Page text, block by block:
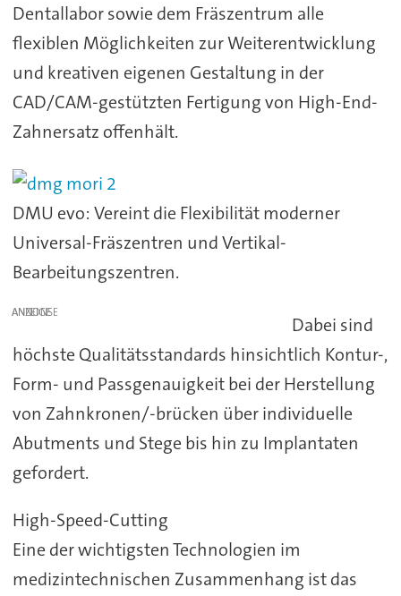
Dentallabor sowie dem Fräszentrum alle
flexiblen Möglichkeiten zur Weiterentwicklung
und kreativen eigenen Gestaltung in der
CAD/CAM-gestützten Fertigung von High-End-
Zahnersatz offenhält.
DMU evo: Vereint die Flexibilität moderner
Universal-Fräszentren und Vertikal-
Bearbeitungszentren.
ANZEIGE
Dabei sind
höchste Qualitätsstandards hinsichtlich Kontur-,
Form- und Passgenauigkeit bei der Herstellung
von Zahnkronen/-brücken über individuelle
Abutments und Stege bis hin zu Implantaten
gefordert.
High-Speed-Cutting
Eine der wichtigsten Technologien im
medizintechnischen Zusammenhang ist das